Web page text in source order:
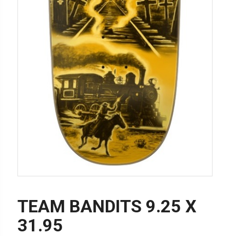
TEAM BANDITS 9.25 X
31.95